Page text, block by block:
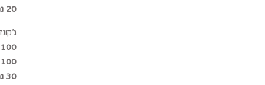
20 גר’ סוכר
100 גר’ אגוזי לוז קלופים וקלויים
100 גר’ אבקת סוכר
30 גר’ קמח